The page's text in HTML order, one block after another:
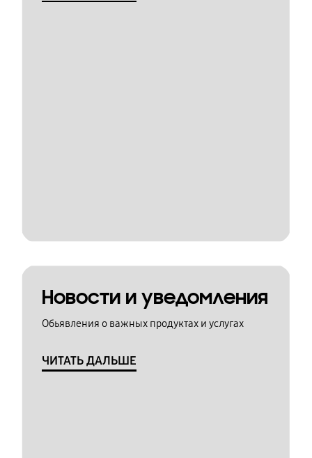
Новости и уведомления
Обьявления о важных продуктах и услугах
ЧИТАТЬ ДАЛЬШЕ